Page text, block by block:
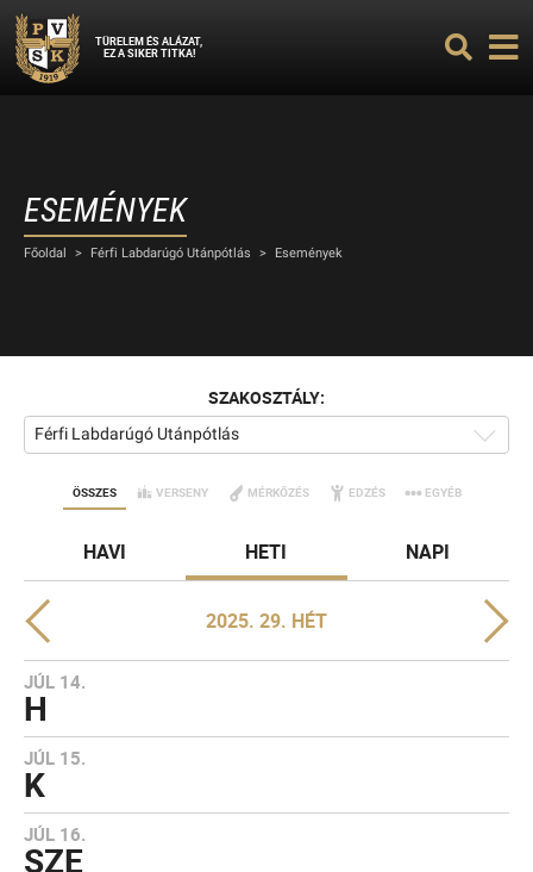
TÜRELEM ÉS ALÁZAT,
EZ A SIKER TITKA!
ESEMÉNYEK
Főoldal > Férfi Labdarúgó Utánpótlás > Események
SZAKOSZTÁLY:
Férfi Labdarúgó Utánpótlás
ÖSSZES VERSENY MÉRKŐZÉS EDZÉS EGYÉB
HAVI HETI NAPI
2025. 29. HÉT
JÚL 14.
H
JÚL 15.
K
JÚL 16.
SZE